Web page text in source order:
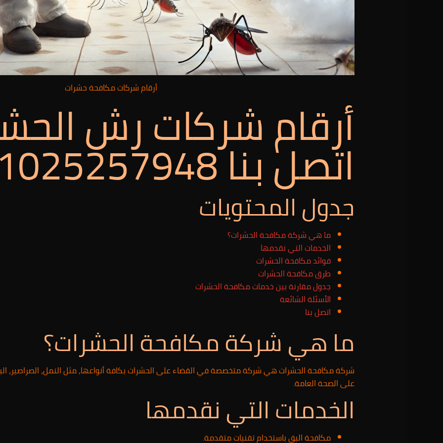
أرقام شركات مكافحة حشرات
أرقام شركات رش
اتصل بنا 01025257948
جدول المحتويات
ما هي شركة مكافحة الحشرات؟
الخدمات التي نقدمها
فوائد مكافحة الحشرات
طرق مكافحة الحشرات
جدول مقارنة بين خدمات مكافحة الحشرات
الأسئلة الشائعة
اتصل بنا
ما هي شركة مكافحة الحشرات؟
شركة مكافحة الحشرات هي شركة متخصصة في القضاء على الحشرات بكافة أنواعها، مثل النمل، الصراصير،
على الصحة العامة.
الخدمات التي نقدمها
مكافحة البق باستخدام تقنيات متقدمة.